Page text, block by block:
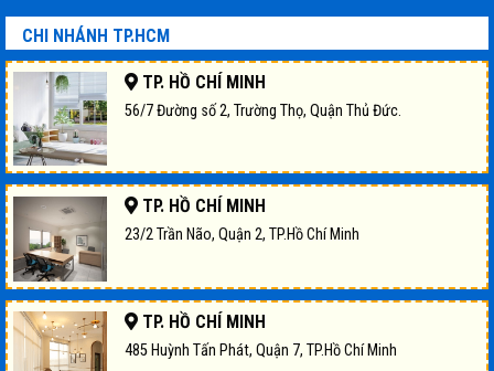
CHI NHÁNH TP.HCM
TP. HỒ CHÍ MINH
56/7 Đường số 2, Trường Thọ, Quận Thủ Đức.
TP. HỒ CHÍ MINH
23/2 Trần Não, Quận 2, TP.Hồ Chí Minh
TP. HỒ CHÍ MINH
485 Huỳnh Tấn Phát, Quận 7, TP.Hồ Chí Minh